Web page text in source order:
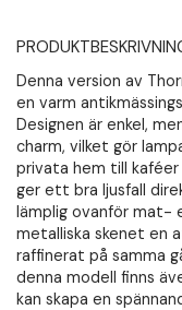
Denna version av
en varm
Designen är enkel,
charm, vilket gör
privata hem till kaféer
ger ett bra ljusfall
lämplig ovanför mat-
metalliska skenet en
raffinerat på samma
denna modell finns
kan skapa en